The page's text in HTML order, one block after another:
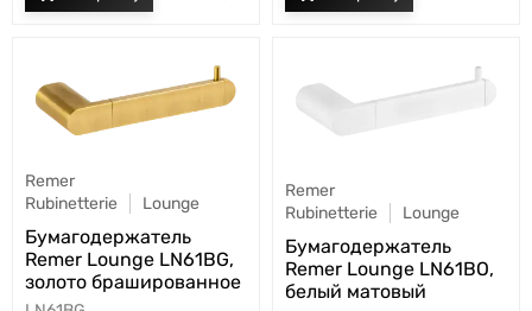
Remer
Rubinetterie
Lounge
Бумагодержатель
Remer Lounge LN61BG,
золото брашированное
Remer
Rubinetterie
Lounge
Бумагодержатель
Remer Lounge LN61BO,
белый матовый